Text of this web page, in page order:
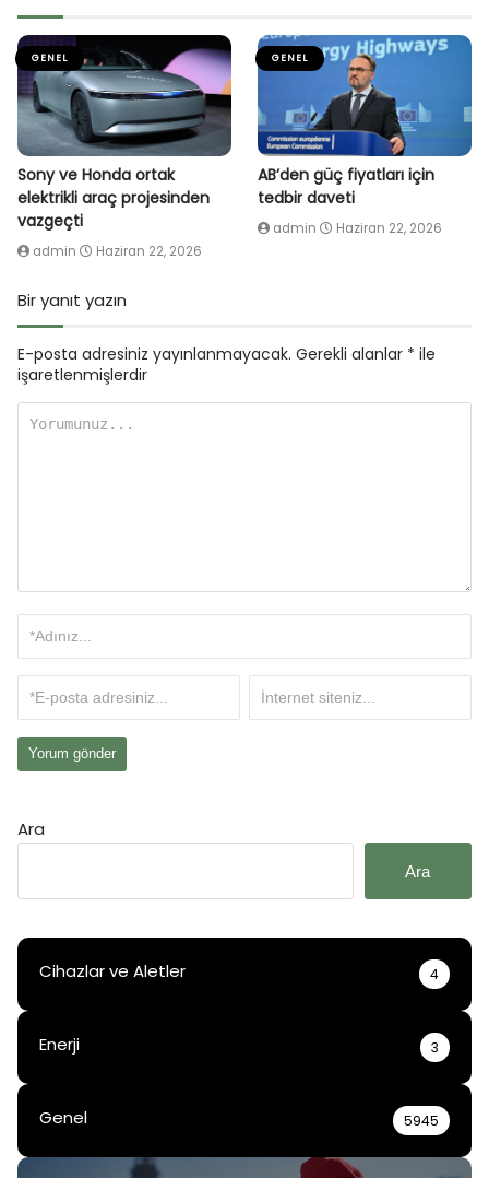
GENEL
Sony ve Honda ortak
elektrikli araç projesinden
vazgeçti
admin Haziran 22, 2026
GENEL
AB’den güç fiyatları için
tedbir daveti
admin Haziran 22, 2026
Bir yanıt yazın
E-posta adresiniz yayınlanmayacak. Gerekli alanlar * ile
işaretlenmişlerdir
Ara
Ara
Cihazlar ve Aletler 4
Enerji 3
Genel 5945